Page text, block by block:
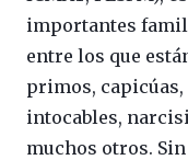
importantes
entre los que
primos,
intocables,
muchos otros.